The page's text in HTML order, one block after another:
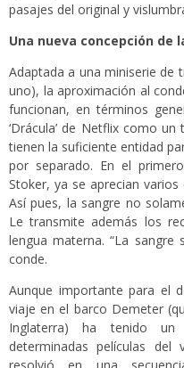
pasajes del original y
Una nueva concepción de
Adaptada a una miniserie de
uno), la aproximación al
funcionan, en términos
‘Drácula’ de Netflix como
tienen la suficiente entidad
por separado. En el
Stoker, ya se aprecian
Así pues, la sangre no
Le transmite además los
lengua materna. “La
conde.
Aunque importante para el
viaje en el barco Demeter
Inglaterra) ha tenido
determinadas películas del